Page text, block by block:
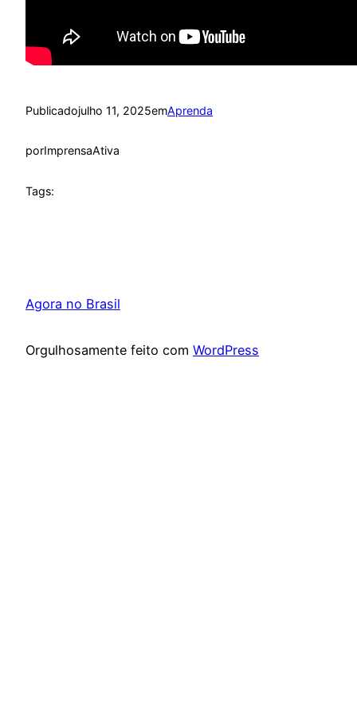
Publicadojulho 11, 2025emAprenda
porImprensaAtiva
Tags:
Agora no Brasil
Orgulhosamente feito com WordPress